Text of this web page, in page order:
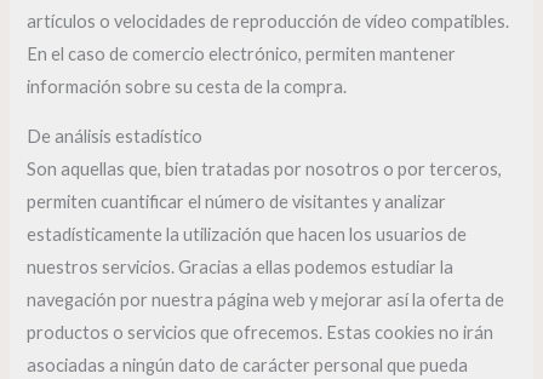
artículos o velocidades de reproducción de vídeo compatibles.
En el caso de comercio electrónico, permiten mantener
información sobre su cesta de la compra.
De análisis estadístico
Son aquellas que, bien tratadas por nosotros o por terceros,
permiten cuantificar el número de visitantes y analizar
estadísticamente la utilización que hacen los usuarios de
nuestros servicios. Gracias a ellas podemos estudiar la
navegación por nuestra página web y mejorar así la oferta de
productos o servicios que ofrecemos. Estas cookies no irán
asociadas a ningún dato de carácter personal que pueda